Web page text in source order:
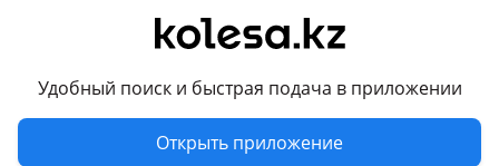
Удобный поиск и быстрая подача в приложении
Открыть приложение
2005 - 2012 1 поколение, 2012 - 2014 1 поколение
рестайлинг
Комментарий продавца